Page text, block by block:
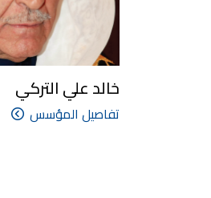
خالد علي التركي
تفاصيل المؤسس